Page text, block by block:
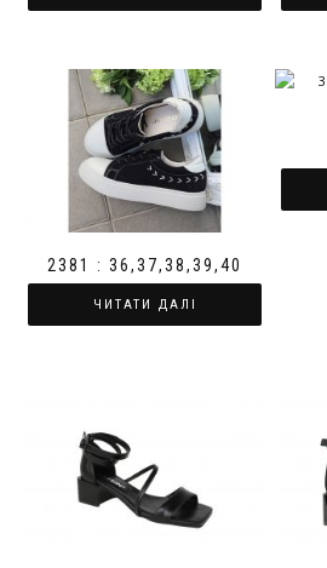
2381 : 36,37,38,39,40
ЧИТАТИ ДАЛІ